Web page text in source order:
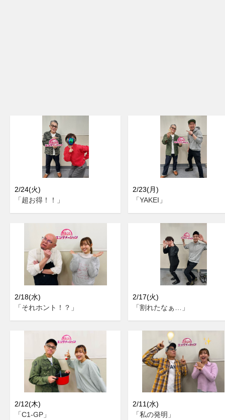
2/24(火)
「超お得！！」
2/23(月)
「YAKEI」
2/18(水)
「それホント！？」
2/17(火)
「割れたなぁ…」
2/12(木)
「C1-GP」
2/11(水)
「私の発明」